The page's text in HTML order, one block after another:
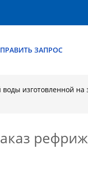
ЗАПРОС
изготовленной